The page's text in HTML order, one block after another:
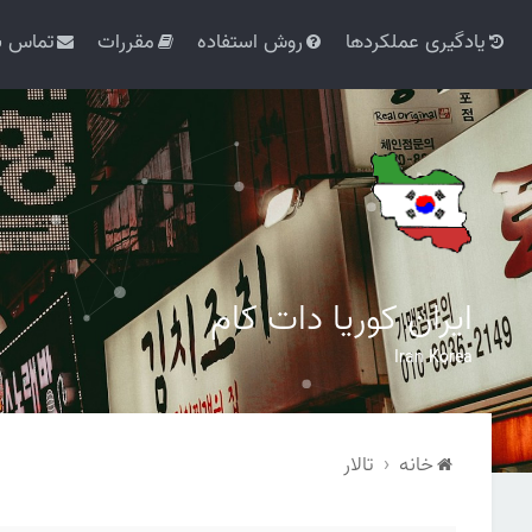
یادگیری عملکردها روش استفاده مقررات تماس
ایران کوریا دات کام
Iran Korea
خانه تالار